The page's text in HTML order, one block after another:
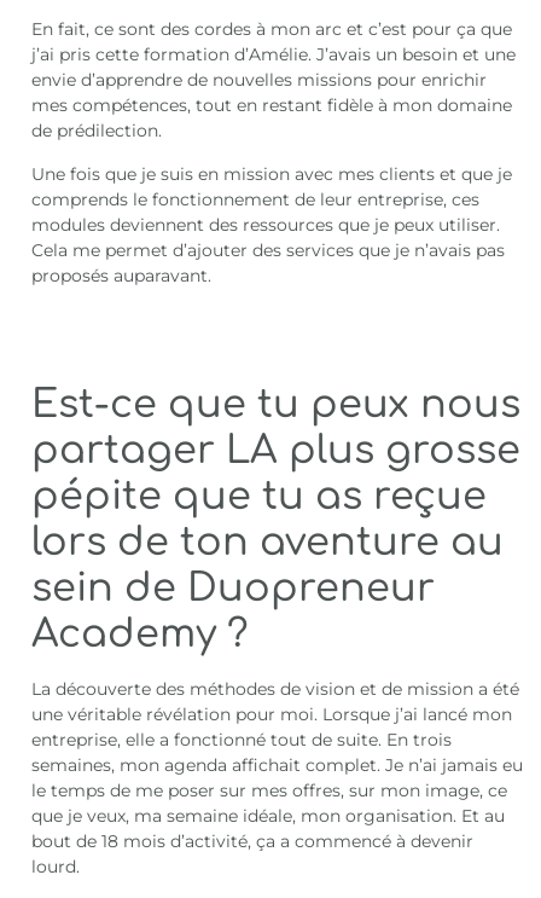
En fait, ce sont des cordes à mon arc et c’est pour ça que
j’ai pris cette formation d’Amélie. J’avais un besoin et une
envie d’apprendre de nouvelles missions pour enrichir
mes compétences, tout en restant fidèle à mon domaine
de prédilection.
Une fois que je suis en mission avec mes clients et que je
comprends le fonctionnement de leur entreprise, ces
modules deviennent des ressources que je peux utiliser.
Cela me permet d’ajouter des services que je n’avais pas
proposés auparavant.
Est-ce que tu peux nous
partager LA plus grosse
pépite que tu as reçue
lors de ton aventure au
sein de Duopreneur
Academy ?
La découverte des méthodes de vision et de mission a été
une véritable révélation pour moi. Lorsque j’ai lancé mon
entreprise, elle a fonctionné tout de suite. En trois
semaines, mon agenda affichait complet. Je n’ai jamais eu
le temps de me poser sur mes offres, sur mon image, ce
que je veux, ma semaine idéale, mon organisation. Et au
bout de 18 mois d’activité, ça a commencé à devenir
lourd.